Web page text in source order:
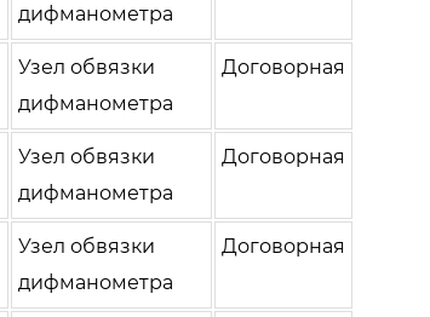
дифманометра
Узел обвязки
дифманометра
Договорная
Узел обвязки
дифманометра
Договорная
Узел обвязки
дифманометра
Договорная